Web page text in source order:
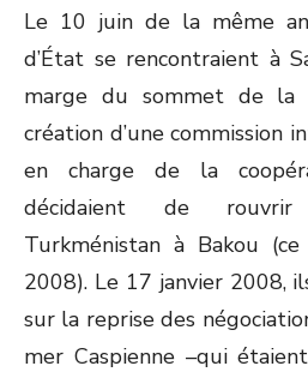
Le 10 juin de la même
d’État se rencontraient à
marge du sommet de la
création d’une commission
en charge de la
décidaient de rouvrir
Turkménistan à Bakou
2008). Le 17 janvier 2008,
sur la reprise des
mer Caspienne –qui